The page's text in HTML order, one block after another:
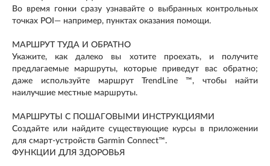
Во время гонки сразу узнавайте о выбранных контрольных
точках POI— например, пунктах оказания помощи.
МАРШРУТ ТУДА И ОБРАТНО
Укажите, как далеко вы хотите проехать, и получите
предлагаемые маршруты, которые приведут вас обратно;
даже используйте маршрут TrendLine ™, чтобы найти
наилучшие местные маршруты.
МАРШРУТЫ С ПОШАГОВЫМИ ИНСТРУКЦИЯМИ
Создайте или найдите существующие курсы в приложении
для смарт-устройств Garmin Connect™.
ФУНКЦИИ ДЛЯ ЗДОРОВЬЯ